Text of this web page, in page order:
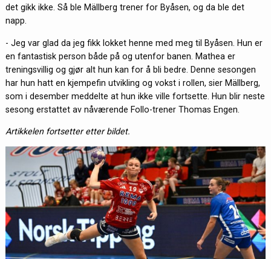
det gikk ikke. Så ble Mällberg trener for Byåsen, og da ble det
napp.
- Jeg var glad da jeg fikk lokket henne med meg til Byåsen. Hun er
en fantastisk person både på og utenfor banen. Mathea er
treningsvillig og gjør alt hun kan for å bli bedre. Denne sesongen
har hun hatt en kjempefin utvikling og vokst i rollen, sier Mällberg,
som i desember meddelte at hun ikke ville fortsette. Hun blir neste
sesong erstattet av nåværende Follo-trener Thomas Engen.
Artikkelen fortsetter etter bildet.